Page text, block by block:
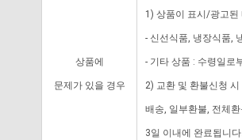
상품에
문제가 있을 경우
1) 상품이 표시/광고된
- 신선식품, 냉장식품,
- 기타 상품 : 수령일로
2) 교환 및 환불신청
배송, 일부환불, 전체
3일 이내에 완료됩니